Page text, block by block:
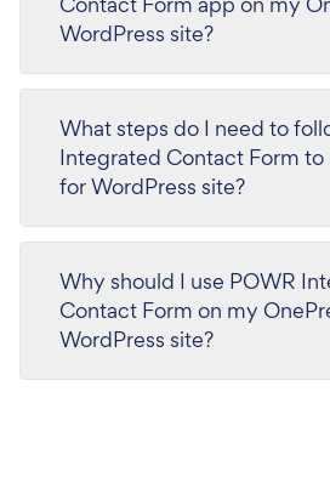
WordPress site?
What steps do I need to
Integrated Contact Form to
for WordPress site?
Why should I use POWR
Contact Form on my
WordPress site?